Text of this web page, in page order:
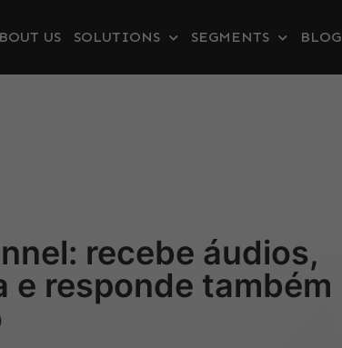
US SOLUTIONS SEGMENTS BLOG
recebe áudios,
e responde também